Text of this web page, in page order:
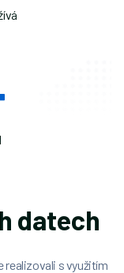
datech
realizovali s využitím